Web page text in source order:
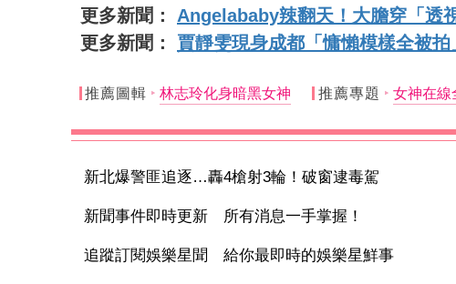
更多新聞： Angelababy辣翻天！大膽穿「
更多新聞： 賈靜雯現身成都「慵懶模樣全被
推薦圖輯 林志玲化身暗黑女神 推薦專題 女神在線
新北爆警匪追逐…轟4槍射3輪！破窗逮毒駕
新聞事件即時更新 所有消息一手掌握！
追蹤訂閱娛樂星聞 給你最即時的娛樂星鮮事